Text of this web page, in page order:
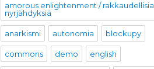
amorous enlightenment / rakkaudellisia
nyrjähdyksiä
anarkismi autonomia blockupy
commons demo english